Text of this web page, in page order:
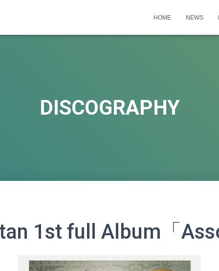
HOME NEWS
DISCOGRAPHY
1st full Album「